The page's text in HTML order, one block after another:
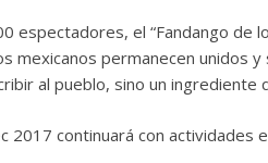
espectadores, el “Fandango de
mexicanos permanecen unidos
al pueblo, sino un ingrediente
2017 continuará con actividades